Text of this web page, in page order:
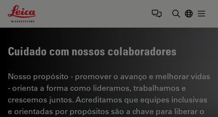
Leica Microsystems Logo
Cuidado com nossos colaboradores
Nosso propósito - promover o avanço e melhorar vidas
- orienta a forma como lideramos, trabalhamos e
crescemos juntos. Acreditamos que equipes inclusivas
e orientadas por propósitos são a chave para liberar o